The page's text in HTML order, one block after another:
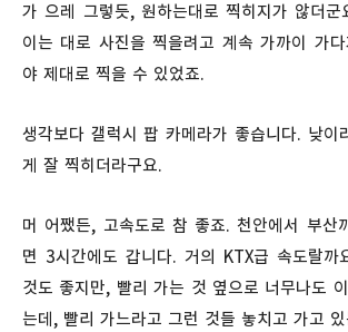
가 으레 그렇듯, 원하는대로 찍히지가 않더
이는 대로 사진을 찍을려고 계속 가까이 가
야 제대로 찍을 수 있었죠.
생각보다 갤럭시 팝 카메라가 좋습니다. 낮이
게 잘 찍히더라구요.
머 어쨌든, 고속도로 참 좋죠. 천안에서 부산
면 3시간에도 갑니다. 거의 KTX급 속도랄까
것도 좋지만, 빨리 가는 것 옆으로 너무나도
는데, 빨리 가느라고 그런 것들 놓치고 가고